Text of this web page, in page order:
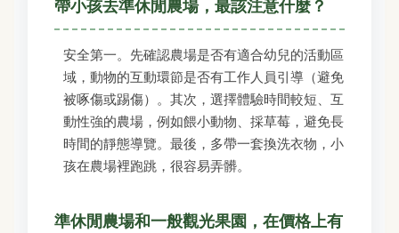
帶小孩去準休閒農場，最該注意什麼？
安全第一。先確認農場是否有適合幼兒的活動區
域，動物的互動環節是否有工作人員引導（避免
被啄傷或踢傷）。其次，選擇體驗時間較短、互
動性強的農場，例如餵小動物、採草莓，避免長
時間的靜態導覽。最後，多帶一套換洗衣物，小
孩在農場裡跑跳，很容易弄髒。
準休閒農場和一般觀光果園，在價格上有